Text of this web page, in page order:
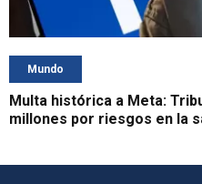
Mundo
Multa histórica a Meta:
millones por riesgos en la